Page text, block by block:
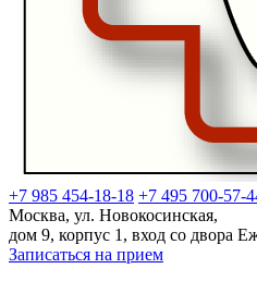
+7 985 454-18-18 +7 495 700-57-
Москва, ул. Новокосинская,
дом 9, корпус 1, вход со двора
Записаться на прием